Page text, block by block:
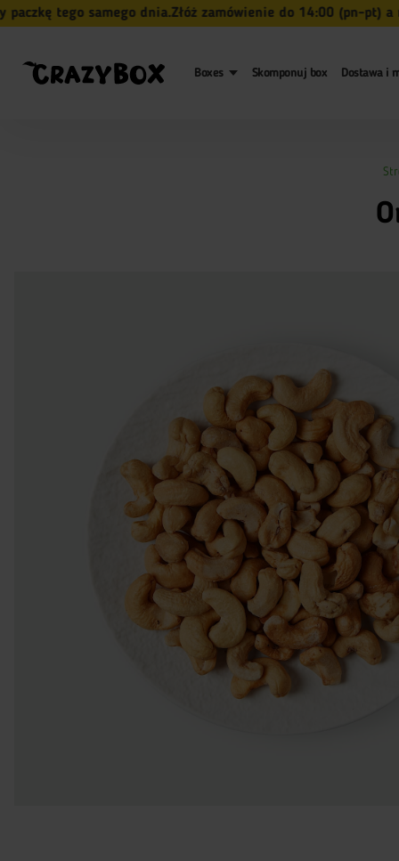
tego samego dnia.Złóż zamówienie do 14:00 (pn-pt) a my
Boxes Skomponuj box Dostawa i